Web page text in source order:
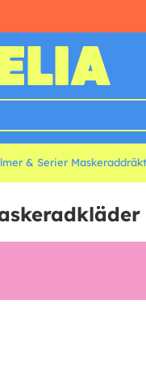
& Serier